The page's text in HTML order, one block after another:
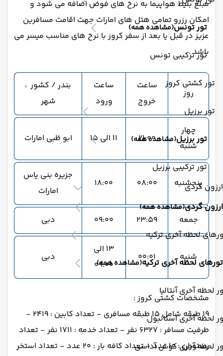
تور تونس(مشاهده همه)
تور ترکیبی تونس
تور کشتی کروز
تور برزیل
تور برزیل(مشاهده همه)
تور ترکیبی برزیل
ارزون گردی
ارزون گردی(مشاهده همه)
لحظه آخری ترکیه
تورهای لحظه آخری ترکیه(مشاهده همه)
لحظه آخری آنتالیا
لحظه آخری استانبول
لحظه آخری کوش آداسی
مبلغ بلیط هواپیما به نرخ های فوض اضافه می شود و
امکان رزرو تمامی هتل های امارات جهت اقامت مسافرین
عزیز در قبل یا بعد از سفر کروز با نرخ های مناسب میسر می
باشد .
روز
ساعت
خروج
ساعت
ورود
بندر / کشور ،
شهر
چهار
شنبه
21:00 11 الی 15 ابو ظبی امارات
پنجشنبه 08:00
18:00
جزیره بنی یاس
امارات
جمعه 23:59
09:00 دبی
شنبه 00:01
13 الی
09:00
دبی
مشخصات کشتی کروز :
19 طبقه شامل 15 طبقه مسافری - تعداد کابین : 2419 -
طرفیت مسافر : 6327 نفر - تعداد خدمه : 1711 نفر - تعداد
رستوران : 10 عدد - تعداد کافه بار : 20 عدد - تعداد استخر